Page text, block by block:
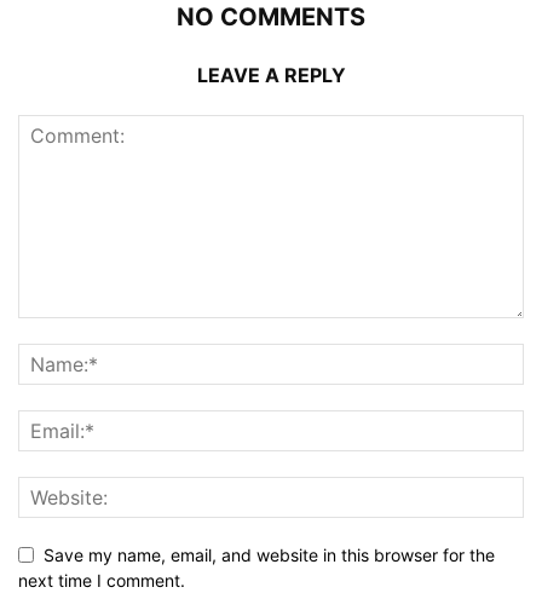
NO COMMENTS
LEAVE A REPLY
Save my name, email, and website in this browser for the
next time I comment.